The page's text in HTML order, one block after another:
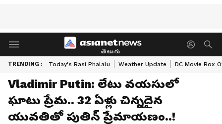
తెలుగు
TRENDING : Today's Rasi Phalalu Weather Update DC Movie Box
Vladimir Putin: లేటు వయసులో
ఘాటు ప్రేమ.. 32 ఏళ్లు చిన్నదైన
యువతితో పుతిన్ ప్రేమాయణం..!